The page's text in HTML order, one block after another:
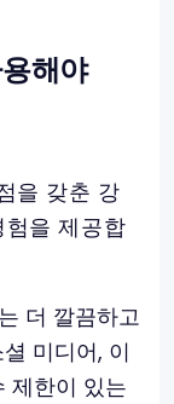
해야
을 갖춘 강
험을 제공합
더 깔끔하고
미디어, 이
제한이 있는